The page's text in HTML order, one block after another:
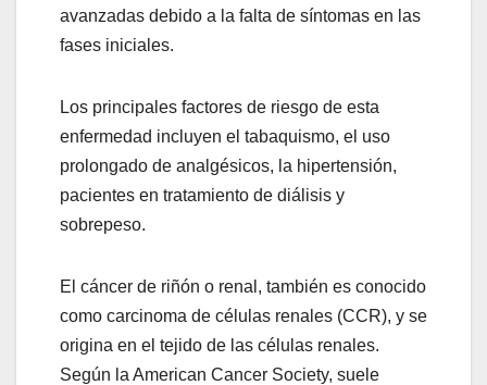
avanzadas debido a la falta de síntomas en las
fases iniciales.
Los principales factores de riesgo de esta
enfermedad incluyen el tabaquismo, el uso
prolongado de analgésicos, la hipertensión,
pacientes en tratamiento de diálisis y
sobrepeso.
El cáncer de riñón o renal, también es conocido
como carcinoma de células renales (CCR), y se
origina en el tejido de las células renales.
Según la American Cancer Society, suele